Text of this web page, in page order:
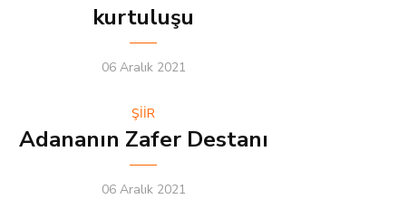
kurtuluşu
06 Aralık 2021
ŞİİR
Adananın Zafer Destanı
06 Aralık 2021